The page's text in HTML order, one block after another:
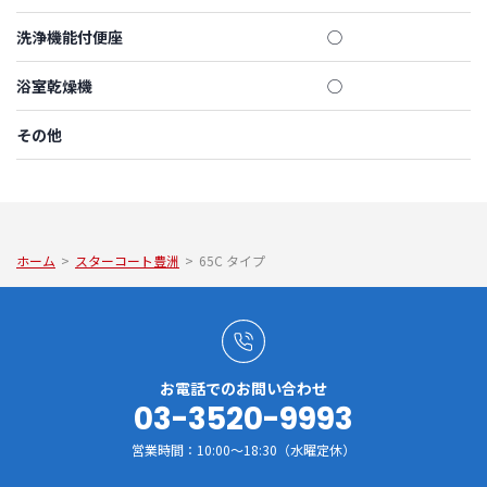
洗浄機能付便座 ◯
浴室乾燥機 ◯
その他
ホーム > スターコート豊洲 > 65C タイプ
お電話でのお問い合わせ
03-3520-9993
営業時間：10:00～18:30（水曜定休）